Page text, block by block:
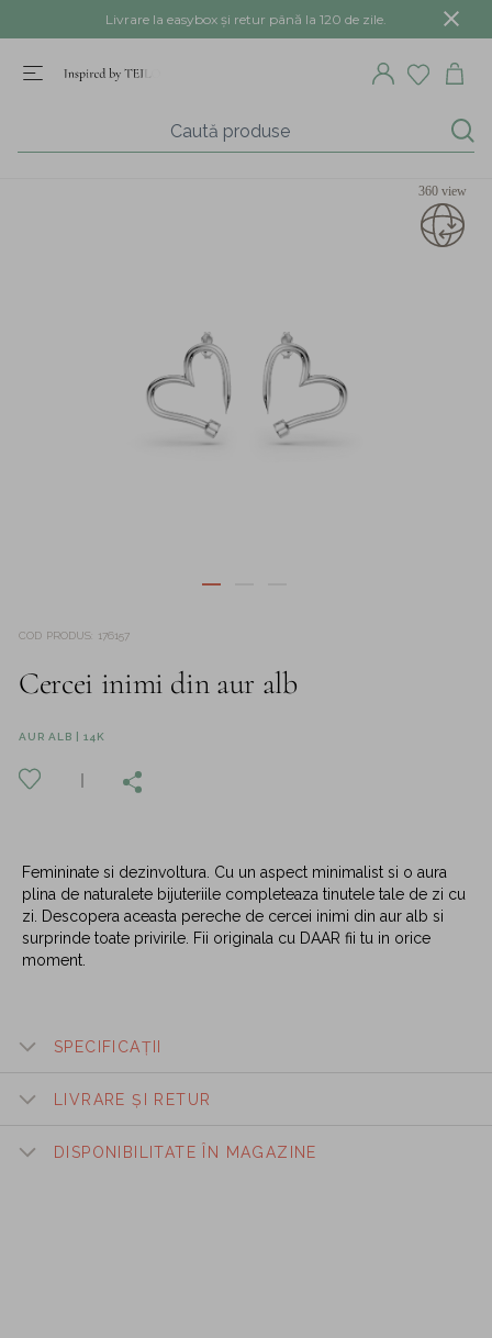
Livrare la easybox și retur până la 120 de zile.
360 view
COD PRODUS 176157
Cercei inimi din aur alb
AUR ALB | 14K
Femininate si dezinvoltura. Cu un aspect minimalist si o aura
plina de naturalete bijuteriile completeaza tinutele tale de zi cu
zi. Descopera aceasta pereche de cercei inimi din aur alb si
surprinde toate privirile. Fii originala cu DAAR fii tu in orice
moment.
SPECIFICAȚII
LIVRARE ȘI RETUR
DISPONIBILITATE ÎN MAGAZINE